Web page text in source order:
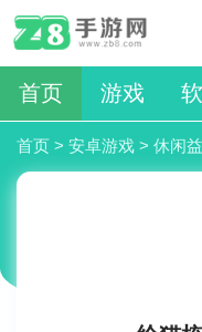
首页 游戏
首页 > 安卓游戏 > 休闲